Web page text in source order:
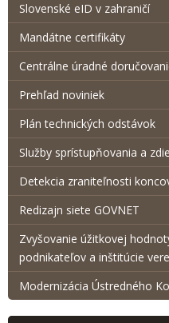
Slovenské eID v zahraničí
Mandátne certifikáty
Centrálne úradné
Prehľad noviniek
Plán technických odstávok
Služby sprístupňovania a
Detekcia zraniteľnosti
Redizajn siete GOVNET
Zvyšovanie úžitkovej
podnikateľov a inštitúcie
Modernizácia Ústredného